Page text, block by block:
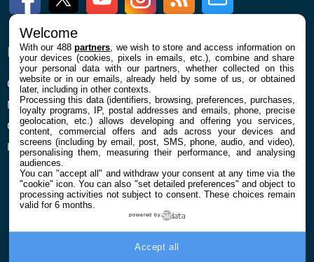
ENTREPRISE
Qui sommes nous
Mentions légales et CGU
Confidentialité et Cookies
Préférences cookies
À PROPOS
La rédaction
Contact
Welcome
With our 488partners , we wish to store and access information on
your devices (cookies, pixels in emails, etc.), combine and share
your personal data with our partners, whether collected on this
website or in our emails, already held by some of us, or obtained
later, including in other contexts.
Processing this data (identifiers, browsing, preferences, purchases,
loyalty programs, IP, postal addresses and emails, phone, precise
geolocation, etc.) allows developing and offering you services,
content, commercial offers and ads across your devices and
screens (including by email, post, SMS, phone, audio, and video),
personalising them, measuring their performance, and analysing
audiences.
You can "accept all" and withdraw your consent at any time via the
"cookie" icon. You can also "set detailed preferences" and object to
processing activities not subject to consent. These choices remain
valid for 6 months.
powered by
Accept all